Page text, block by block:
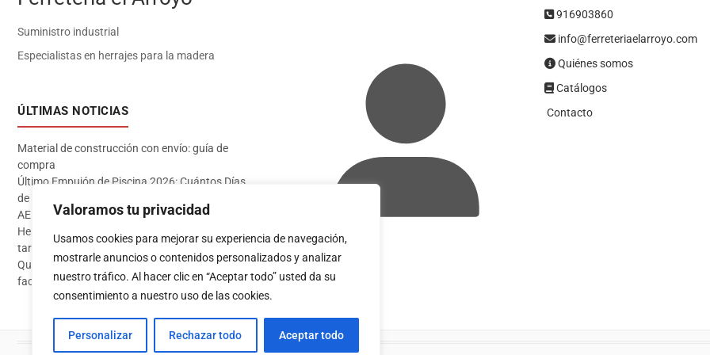
Valoramos tu privacidad
Usamos cookies para mejorar su experiencia de navegación,
mostrarle anuncios o contenidos personalizados y analizar
nuestro tráfico. Al hacer clic en “Aceptar todo” usted da su
consentimiento a nuestro uso de las cookies.
Personalizar Rechazar todo Aceptar todo
Suministro industrial
Especialistas en herrajes para la madera
ÚLTIMAS NOTICIAS
Material de construcción con envío: guía de
compra
Último Empujón de Piscina 2026: Cuántos Días
de Baño te Quedan en Madrid Sur (Datos
AEMET)
Herramientas imprescindibles para instalar
tarima flotante
Qué pintura usar en exterior: guía completa para
fachadas 2026
Acceder
916903860
info@ferreteriaelarroyo.com
Quiénes somos
Catálogos
Contacto